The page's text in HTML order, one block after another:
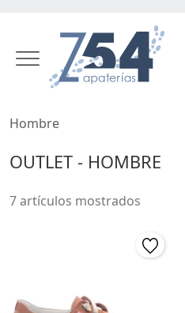
Hombre
OUTLET - HOMBRE
7 artículos mostrados